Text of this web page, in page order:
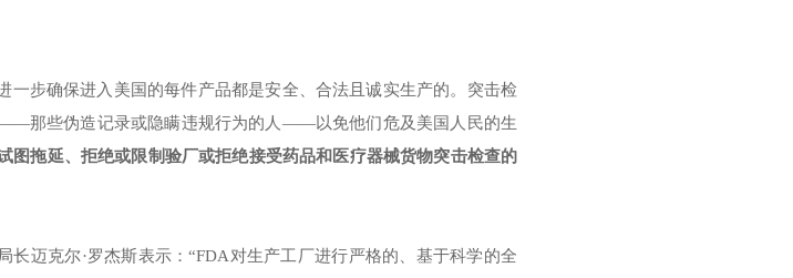
一步确保进入美国的每件产品都是安全、合法且诚实生产的。突击检
那些伪造记录或隐瞒违规行为的人——以免他们危及美国人民的生
图拖延、拒绝或限制验厂或拒绝接受药品和医疗器械货物突击检查的
长迈克尔·罗杰斯表示：“FDA对生产工厂进行严格的、基于科学的全